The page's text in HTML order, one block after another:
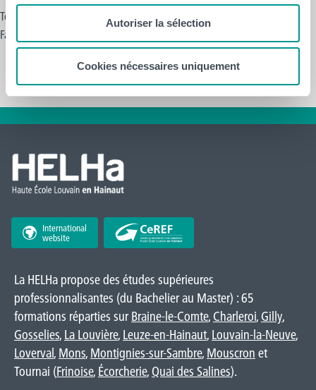
Autoriser la sélection
Cookies nécessaires uniquement
Tél. : +32 (0)69 89 05 06
Fax : +32 (0)69 89 05 04
International
website
La HELHa propose des études supérieures
professionnalisantes (du Bachelier au Master) : 65
formations réparties surBraine-le-Comte, Charleroi, Gilly,
Gosselies, La Louvière, Leuze-en-Hainaut, Louvain-la-Neuve,
Loverval, Mons, Montignies-sur-Sambre, Mouscron et
Tournai (Frinoise, Écorcherie, Quai des Salines).